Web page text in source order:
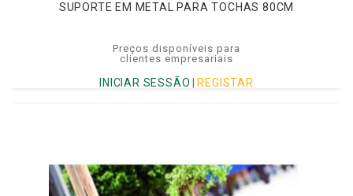
SUPORTE EM METAL PARA TOCHAS 80CM
Preços disponíveis para
clientes empresariais
INICIAR SESSÃO REGISTAR